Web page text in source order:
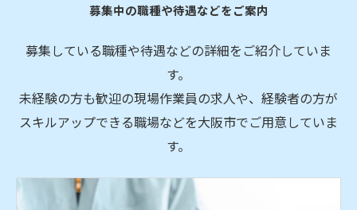
募集中の職種や待遇などをご案内
募集している職種や待遇などの詳細をご紹介していま
す。
未経験の方も歓迎の現場作業員の求人や、経験者の方が
スキルアップできる職場などを大阪市でご用意していま
す。